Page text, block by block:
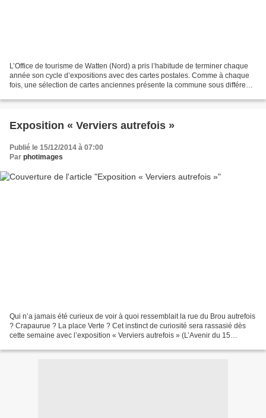
L’Office de tourisme de Watten (Nord) a pris l’habitude de terminer chaque
année son cycle d’expositions avec des cartes postales. Comme à chaque
fois, une sélection de cartes anciennes présente la commune sous différents
Exposition « Verviers autrefois »
Publié le 15/12/2014 à 07:00
Par photimages
Qui n’a jamais été curieux de voir à quoi ressemblait la rue du Brou autrefois
? Crapaurue ? La place Verte ? Cet instinct de curiosité sera rassasié dès
cette semaine avec l’exposition « Verviers autrefois » (L’Avenir du 15